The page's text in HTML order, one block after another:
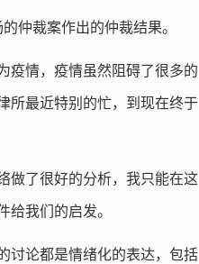
仲裁案作出的仲裁结果。
疫情，疫情虽然阻碍了很多的
所最近特别的忙，到现在终于
做了很好的分析，我只能在这
给我们的启发。
讨论都是情绪化的表达，包括